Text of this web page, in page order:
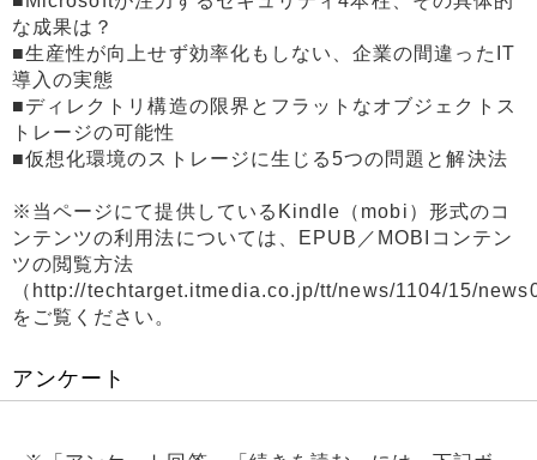
な成果は？
■生産性が向上せず効率化もしない、企業の間違ったIT
導入の実態
■ディレクトリ構造の限界とフラットなオブジェクトス
トレージの可能性
■仮想化環境のストレージに生じる5つの問題と解決法
※当ページにて提供しているKindle（mobi）形式のコ
ンテンツの利用法については、EPUB／MOBIコンテン
ツの閲覧方法
（http://techtarget.itmedia.co.jp/tt/news/1104/15/
をご覧ください。
アンケート